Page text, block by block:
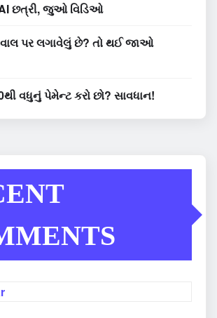
AI છત્રી, જુઓ વિડિઓ
પર લગાવેલું છે? તો થઈ જાઓ
વધુનું પેમેન્ટ કરો છો? સાવધાન!